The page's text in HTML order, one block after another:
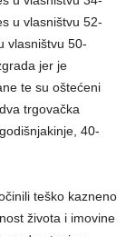
u vlasništvu 52-
vlasništvu 50-
jer je
te su oštećeni
trgovačka
40-
teško kazneno
života i imovine